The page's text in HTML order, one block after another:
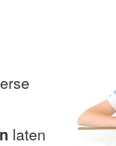
laten